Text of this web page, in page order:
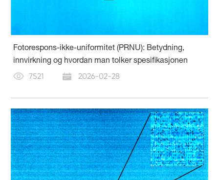
Fotorespons-ikke-uniformitet (PRNU): Betydning,
innvirkning og hvordan man tolker spesifikasjonen
7521 2026-02-28